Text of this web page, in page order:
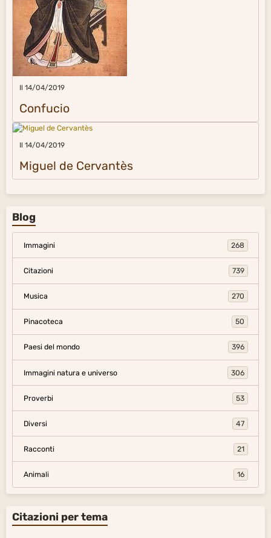
Il 14/04/2019
Confucio
Il 14/04/2019
Miguel de Cervantès
Blog
Immagini 268
Citazioni 739
Musica 270
Pinacoteca 50
Paesi del mondo 396
Immagini natura e universo 306
Proverbi 53
Diversi 47
Racconti 21
Animali 16
Citazioni per tema